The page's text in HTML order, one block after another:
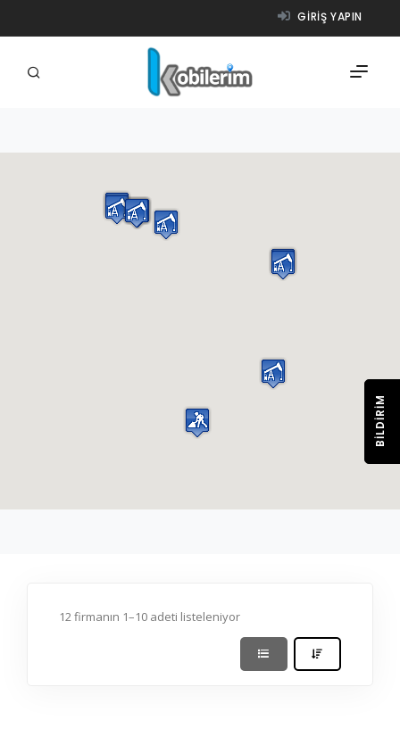
GIRIŞ YAPIN
ÜRÜNLER
12 firmanın 1–10 adeti listeleniyor
BILDIRIM